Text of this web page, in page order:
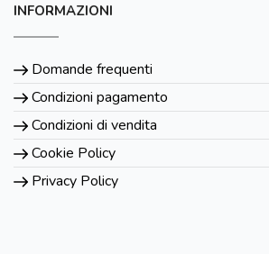
INFORMAZIONI
Domande frequenti
Condizioni pagamento
Condizioni di vendita
Cookie Policy
Privacy Policy